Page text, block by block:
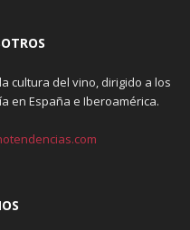
cultura del vino, dirigido a los
en España e Iberoamérica.